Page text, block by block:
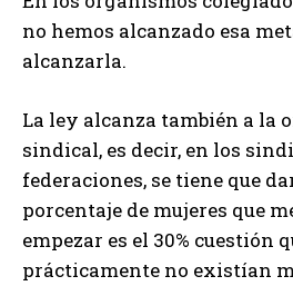
no hemos alcanzado esa
alcanzarla.
La ley alcanza también a la
sindical, es decir, en los
federaciones, se tiene que
porcentaje de mujeres que
empezar es el 30% cuestión
prácticamente no existían